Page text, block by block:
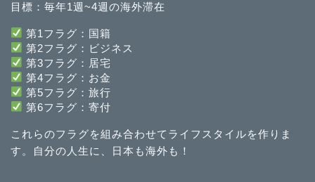
目標：毎年1週~4週の海外滞在
第1フラグ：国籍
第2フラグ：ビジネス
第3フラグ：居宅
第4フラグ：お金
第5フラグ：旅行
第6フラグ：寄付
これらのフラグを組み合わせてライフスタイルを作りま
す。自分の人生に、日本も海外も！